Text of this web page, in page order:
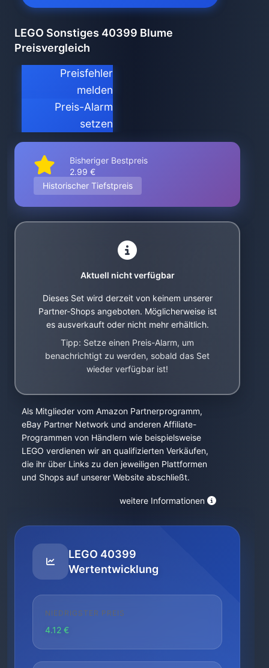
LEGO Sonstiges 40399 Blume
Preisvergleich
Preisfehler
melden
Preis-Alarm
setzen
Bisheriger Bestpreis
2.99 €
Historischer Tiefstpreis
Aktuell nicht verfügbar
Dieses Set wird derzeit von keinem unserer
Partner-Shops angeboten. Möglicherweise ist
es ausverkauft oder nicht mehr erhältlich.
Tipp: Setze einen Preis-Alarm, um
benachrichtigt zu werden, sobald das Set
wieder verfügbar ist!
Als Mitglieder vom Amazon Partnerprogramm,
eBay Partner Network und anderen Affiliate-
Programmen von Händlern wie beispielsweise
LEGO verdienen wir an qualifizierten Verkäufen,
die ihr über Links zu den jeweiligen Plattformen
und Shops auf unserer Website abschließt.
weitere Informationen
LEGO 40399
Wertentwicklung
NIEDRIGSTER PREIS
4.12 €